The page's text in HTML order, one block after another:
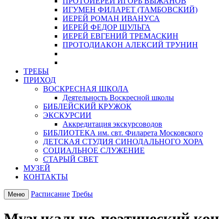
ИГУМЕН ФИЛАРЕТ (ТАМБОВСКИЙ)
ИЕРЕЙ РОМАН ИВАНУСА
ИЕРЕЙ ФЕДОР ШУЛЬГА
ИЕРЕЙ ЕВГЕНИЙ ТРЕМАСКИН
ПРОТОДИАКОН АЛЕКСИЙ ТРУНИН
ТРЕБЫ
ПРИХОД
ВОСКРЕСНАЯ ШКОЛА
Деятельность Воскресной школы
БИБЛЕЙСКИЙ КРУЖОК
ЭКСКУРСИИ
Аккредитация экскурсоводов
БИБЛИОТЕКА им. свт. Филарета Московского
ДЕТСКАЯ СТУДИЯ СИНОДАЛЬНОГО ХОРА
СОЦИАЛЬНОЕ СЛУЖЕНИЕ
СТАРЫЙ СВЕТ
МУЗЕЙ
КОНТАКТЫ
Меню Расписание Требы